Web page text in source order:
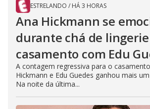
ESTRELANDO / HÁ 3 HORAS
Ana Hickmann se
durante chá de
casamento com Edu
A contagem regressiva para o
Hickmann e Edu Guedes ganhou mais
Na noite da última...